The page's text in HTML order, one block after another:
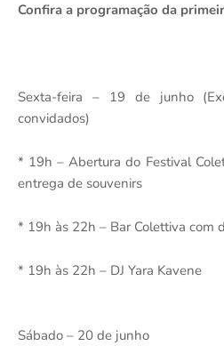
Confira a programação da
Sexta-feira – 19 de junho
convidados)
* 19h – Abertura do Festival
entrega de souvenirs
* 19h às 22h – Bar Colettiva com
* 19h às 22h – DJ Yara Kavene
Sábado – 20 de junho